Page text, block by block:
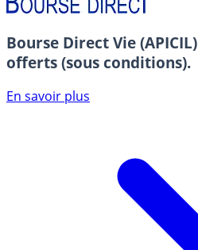
Bourse Direct Vie (APICIL)
offerts (sous conditions).
En savoir plus